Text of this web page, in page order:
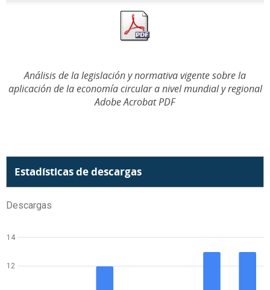
Análisis de la legislación y normativa vigente sobre la
aplicación de la economía circular a nivel mundial y regional
Adobe Acrobat PDF
Estadísticas de descargas
Descargas
12
14